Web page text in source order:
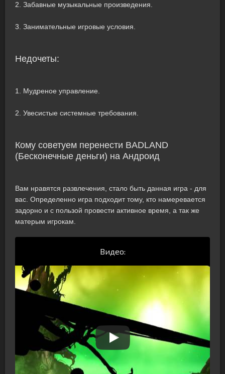
2. Забавные музыкальные произведения.
3. Занимательные игровые условия.
Недочеты:
1. Мудреное управление.
2. Увесистые системные требования.
Кому советуем перенести BADLAND
(Бесконечные деньги) на Андроид
Вам нравятся развлечения, стало быть данная игра - для
вас. Определенно игра подходит тому, кто намеревается
задорно и с пользой провести активное время, а так же
матерым игрокам.
Видео: